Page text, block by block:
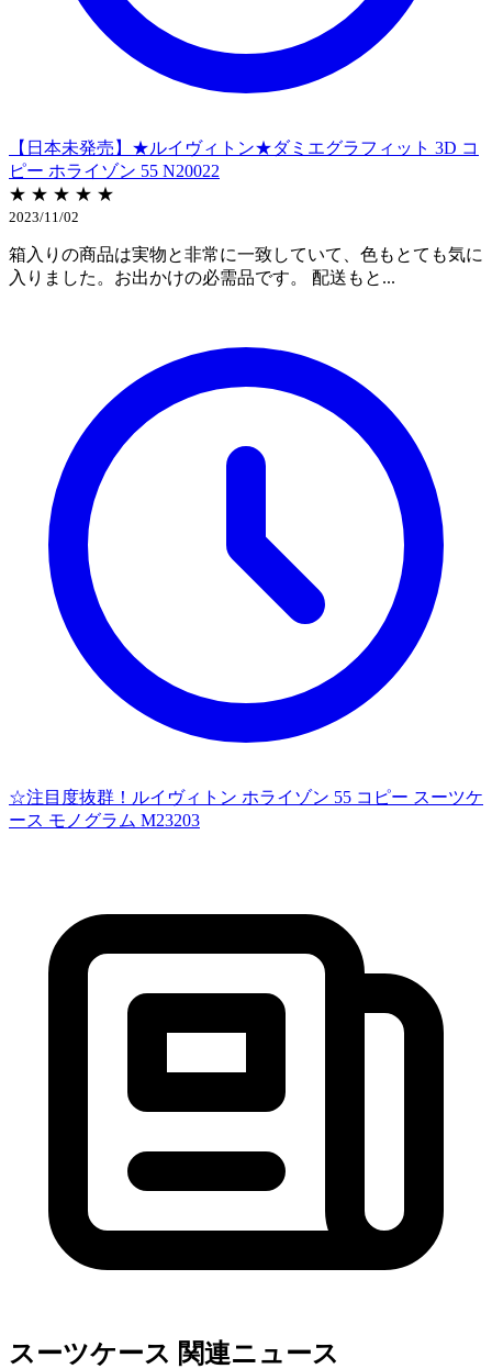
【日本未発売】★ルイヴィトン★ダミエグラフィット 3D コ
ピー ホライゾン 55 N20022
★ ★ ★ ★ ★
2023/11/02
箱入りの商品は実物と非常に一致していて、色もとても気に
入りました。お出かけの必需品です。 配送もと...
☆注目度抜群！ルイヴィトン ホライゾン 55 コピー スーツケ
ース モノグラム M23203
スーツケース 関連ニュース